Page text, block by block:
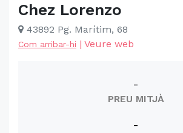
Chez Lorenzo
43892 Pg. Marítim, 68
Com arribar-hi | Veure web
-
PREU MITJÀ
-